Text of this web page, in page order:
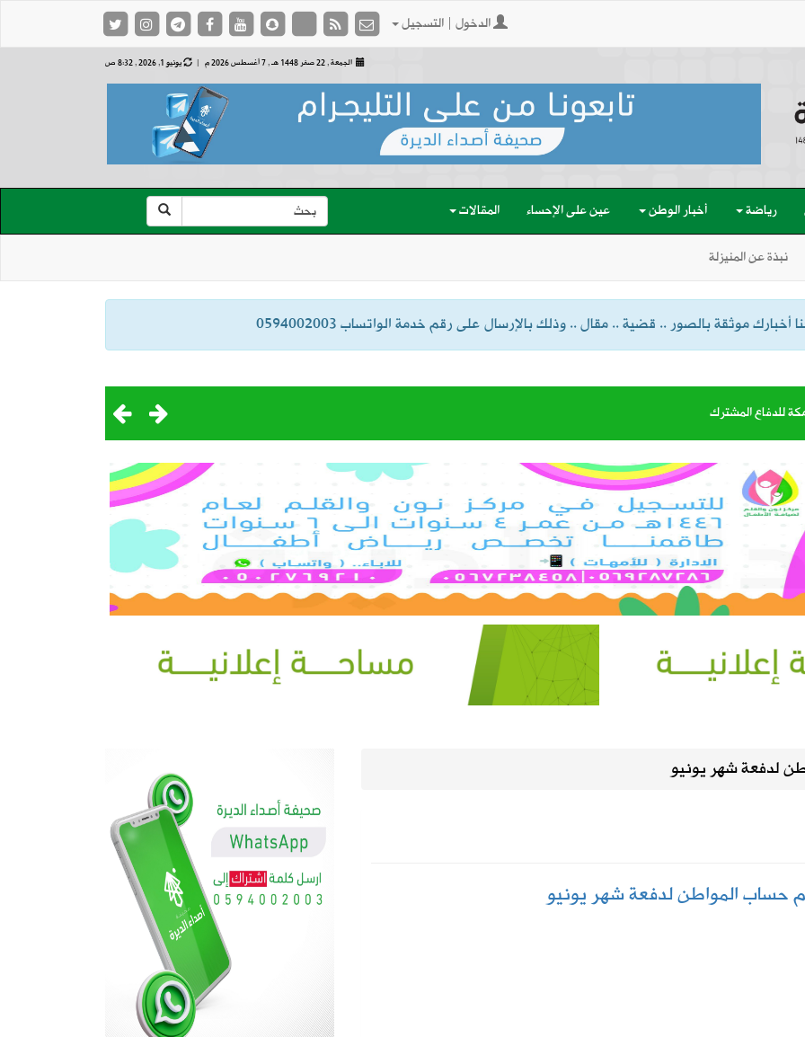
الدخول | التسجيل
الجمعة , 22 صفر 1448 هـ , 7 أغسطس 2026 م | يونيو 1, 2026 , 8:32 ص
رياضة أخبار الوطن عين على الإحساء المقالات
نبذة عن المنيزلة
موثقة بالصور .. قضية .. مقال .. وذلك بالإرسال على رقم خدمة الواتساب 0594002003
للدفاع المشترك
من التابعين
في سماء المملكة
الهولندي مارينو بوسيتش
سبتمبر يحسم الجاهزية ونوفمبر موعد الانطلاق
لدفعة شهر يونيو
المواطن لدفعة شهر يونيو